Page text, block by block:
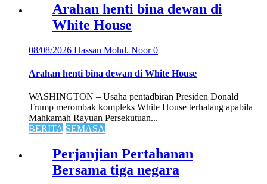
Arahan henti bina dewan di
White House
08/08/2026 Hassan Mohd. Noor0
Arahan henti bina dewan di White House
WASHINGTON – Usaha pentadbiran Presiden Donald
Trump merombak kompleks White House terhalang apabila
Mahkamah Rayuan Persekutuan...
BERITA SEMASA
Perjanjian Pertahanan
Bersama tiga negara